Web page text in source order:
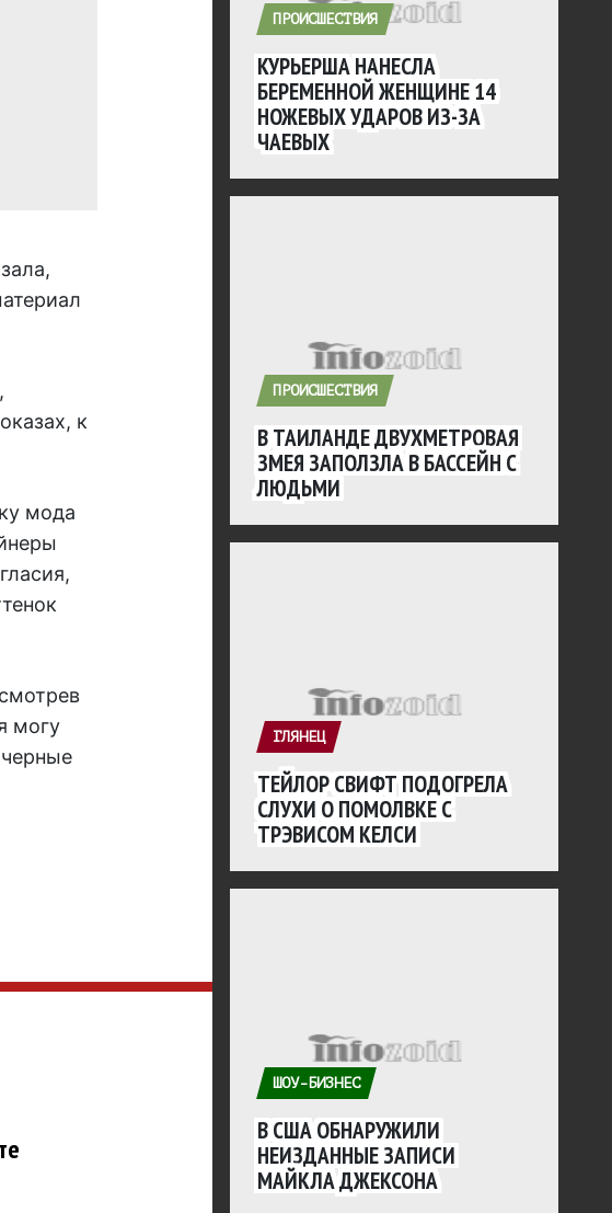
к
мода
могу
ПРОИСШЕСТВИЯ
КУРЬЕРША НАНЕСЛА
БЕРЕМЕННОЙ ЖЕНЩИНЕ 14
НОЖЕВЫХ УДАРОВ ИЗ-ЗА
ЧАЕВЫХ
ПРОИСШЕСТВИЯ
В ТАИЛАНДЕ ДВУХМЕТРОВАЯ
ЗМЕЯ ЗАПОЛЗЛА В БАССЕЙН С
ЛЮДЬМИ
ГЛЯНЕЦ
ТЕЙЛОР СВИФТ ПОДОГРЕЛА
СЛУХИ О ПОМОЛВКЕ С
ТРЭВИСОМ КЕЛСИ
ШОУ-БИЗНЕС
В США ОБНАРУЖИЛИ
НЕИЗДАННЫЕ ЗАПИСИ
МАЙКЛА ДЖЕКСОНА